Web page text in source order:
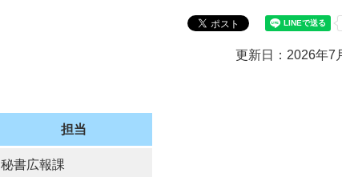
デジタル
企業版
更新日：2026年7
担当
秘書広報課